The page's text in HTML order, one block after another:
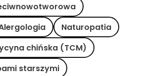
Naturopatia
chińska (TCM)
starszymi